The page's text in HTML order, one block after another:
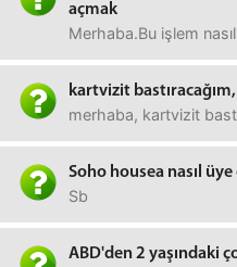
açmak
Merhaba.Bu işlem
kartvizit
merhaba, kartvizit
Soho housea nasıl
Sb
ABD'den 2 yaşındaki